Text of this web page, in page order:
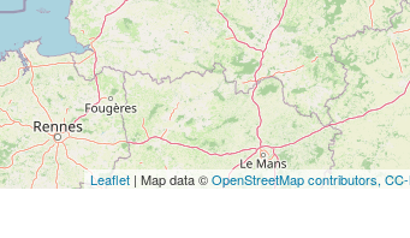
Leaflet | Map data ©OpenStreetMap contributors,